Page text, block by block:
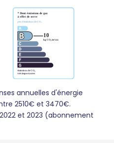
annuelles d'énergie
2510€ et 3470€.
et 2023 (abonnement